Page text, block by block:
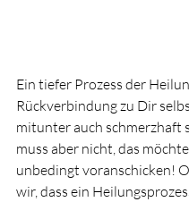
Ein tiefer Prozess der
Rückverbindung zu Dir
mitunter auch schmerzhaft
muss aber nicht, das
unbedingt voranschicken!
wir, dass ein